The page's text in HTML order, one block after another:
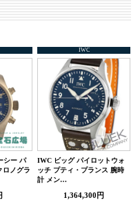
シー パ
ロノグラ
IWC
IWC ビッグ パイロットウォ
ッチ プティ・プランス 腕時
計 メン…
1,364,300円